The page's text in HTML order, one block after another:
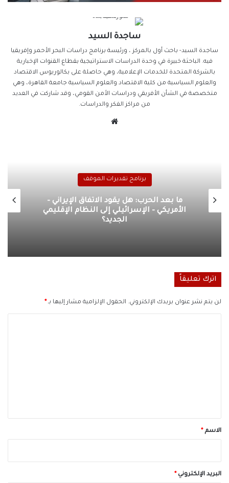
ساجدة السيد
ساجدة السيد- باحث أول بالمركز ، ورئيسة برنامج دراسات البحر الأحمر وإفريقيا
فيه. الباحثة خبيرة في وحدة الدراسات الاستراتيجية بقطاع القنوات الإخبارية
بالشركة المتحدة للخدمات الإعلامية، وهي حاصلة على بكالوريوس الاقتصاد
والعلوم السياسية من كلية الاقتصاد والعلوم السياسية جامعة القاهرة، وهي
متخصصة في الشأن الأفريقي ودراسات الأمن القومي، وقد شاركت في العديد
من مراكز الفكر والدراسات.
برنامج تقديرات الموقف
ما بعد الحرب: هل يقود الاتفاق الإيراني –
الأمريكي – الإسرائيلي إلى النظام الإقليمي
الجديد؟
اترك تعليقاً
لن يتم نشر عنوان بريدك الإلكتروني. الحقول الإلزامية مشار إليها بـ*
*الاسم*
البريد الإلكتروني*